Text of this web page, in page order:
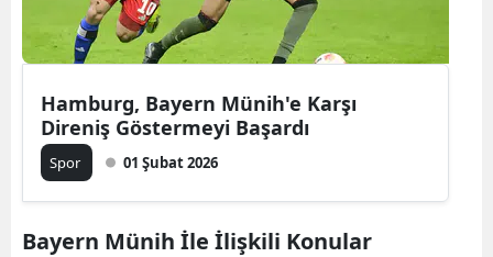
Hamburg, Bayern Münih'e Karşı
Direniş Göstermeyi Başardı
Spor 01 Şubat 2026
Bayern Münih İle İlişkili Konular